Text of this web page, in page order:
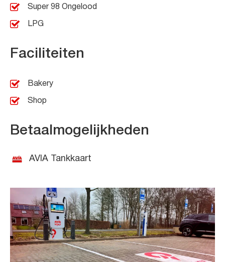
Super 98 Ongelood
LPG
Faciliteiten
Bakery
Shop
Betaalmogelijkheden
AVIA Tankkaart